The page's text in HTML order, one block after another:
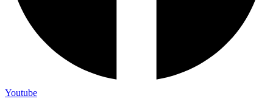
Youtube